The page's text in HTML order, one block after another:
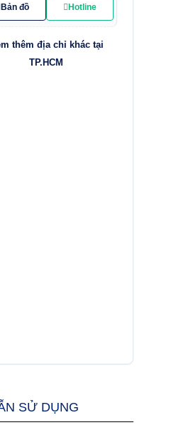
Bản đồ Hotline
thêm địa chỉ khác tại
TP.HCM
SỬ DỤNG